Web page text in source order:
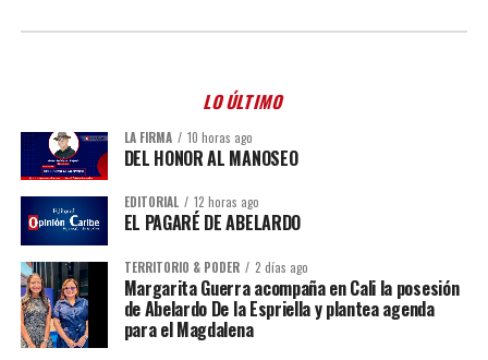
LO ÚLTIMO
LA FIRMA 10 horas ago
DEL HONOR AL MANOSEO
EDITORIAL 12 horas ago
EL PAGARÉ DE ABELARDO
TERRITORIO & PODER 2 días ago
Margarita Guerra acompaña en Cali la posesión
de Abelardo De la Espriella y plantea agenda
para el Magdalena